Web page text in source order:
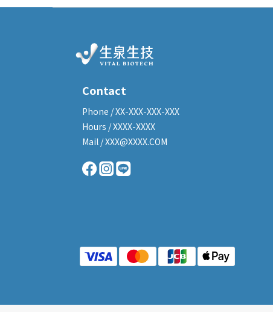
Contact
Phone / XX-XXX-XXX-XXX
Hours / XXXX-XXXX
Mail / XXX@XXXX.COM